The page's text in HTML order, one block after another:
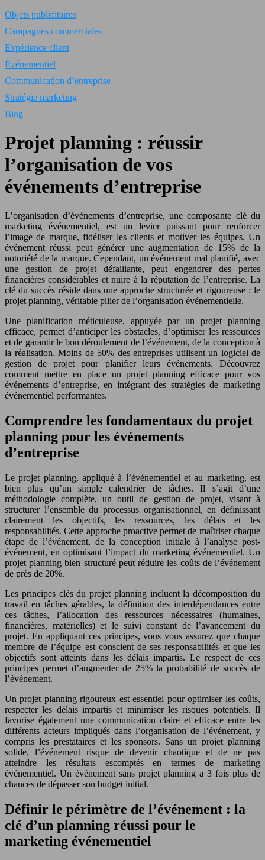
Objets publicitaires
Campagnes commerciales
Expérience client
Événementiel
Communication d’entreprise
Stratégie marketing
Blog
Projet planning : réussir
l’organisation de vos
événements d’entreprise
L’organisation d’événements d’entreprise, une composante clé du
marketing événementiel, est un levier puissant pour renforcer
l’image de marque, fidéliser les clients et motiver les équipes. Un
événement réussi peut générer une augmentation de 15% de la
notoriété de la marque. Cependant, un événement mal planifié, avec
une gestion de projet défaillante, peut engendrer des pertes
financières considérables et nuire à la réputation de l’entreprise. La
clé du succès réside dans une approche structurée et rigoureuse : le
projet planning, véritable pilier de l’organisation événementielle.
Une planification méticuleuse, appuyée par un projet planning
efficace, permet d’anticiper les obstacles, d’optimiser les ressources
et de garantir le bon déroulement de l’événement, de la conception à
la réalisation. Moins de 50% des entreprises utilisent un logiciel de
gestion de projet pour planifier leurs événements. Découvrez
comment mettre en place un projet planning efficace pour vos
événements d’entreprise, en intégrant des stratégies de marketing
événementiel performantes.
Comprendre les fondamentaux du projet
planning pour les événements
d’entreprise
Le projet planning, appliqué à l’événementiel et au marketing, est
bien plus qu’un simple calendrier de tâches. Il s’agit d’une
méthodologie complète, un outil de gestion de projet, visant à
structurer l’ensemble du processus organisationnel, en définissant
clairement les objectifs, les ressources, les délais et les
responsabilités. Cette approche proactive permet de maîtriser chaque
étape de l’événement, de la conception initiale à l’analyse post-
événement, en optimisant l’impact du marketing événementiel. Un
projet planning bien structuré peut réduire les coûts de l’événement
de près de 20%.
Les principes clés du projet planning incluent la décomposition du
travail en tâches gérables, la définition des interdépendances entre
ces tâches, l’allocation des ressources nécessaires (humaines,
financières, matérielles) et le suivi constant de l’avancement du
projet. En appliquant ces principes, vous vous assurez que chaque
membre de l’équipe est conscient de ses responsabilités et que les
objectifs sont atteints dans les délais impartis. Le respect de ces
principes permet d’augmenter de 25% la probabilité de succès de
l’événement.
Un projet planning rigoureux est essentiel pour optimiser les coûts,
respecter les délais impartis et minimiser les risques potentiels. Il
favorise également une communication claire et efficace entre les
différents acteurs impliqués dans l’organisation de l’événement, y
compris les prestataires et les sponsors. Sans un projet planning
solide, l’événement risque de devenir chaotique et de ne pas
atteindre les résultats escomptés en termes de marketing
événementiel. Un événement sans projet planning a 3 fois plus de
chances de dépasser son budget initial.
Définir le périmètre de l’événement : la
clé d’un planning réussi pour le
marketing événementiel